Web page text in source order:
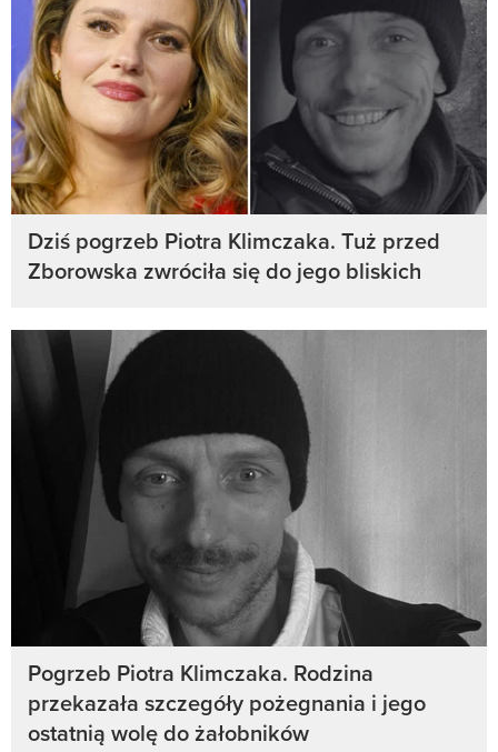
Dziś pogrzeb Piotra Klimczaka. Tuż przed
Zborowska zwróciła się do jego bliskich
Pogrzeb Piotra Klimczaka. Rodzina
przekazała szczegóły pożegnania i jego
ostatnią wolę do żałobników